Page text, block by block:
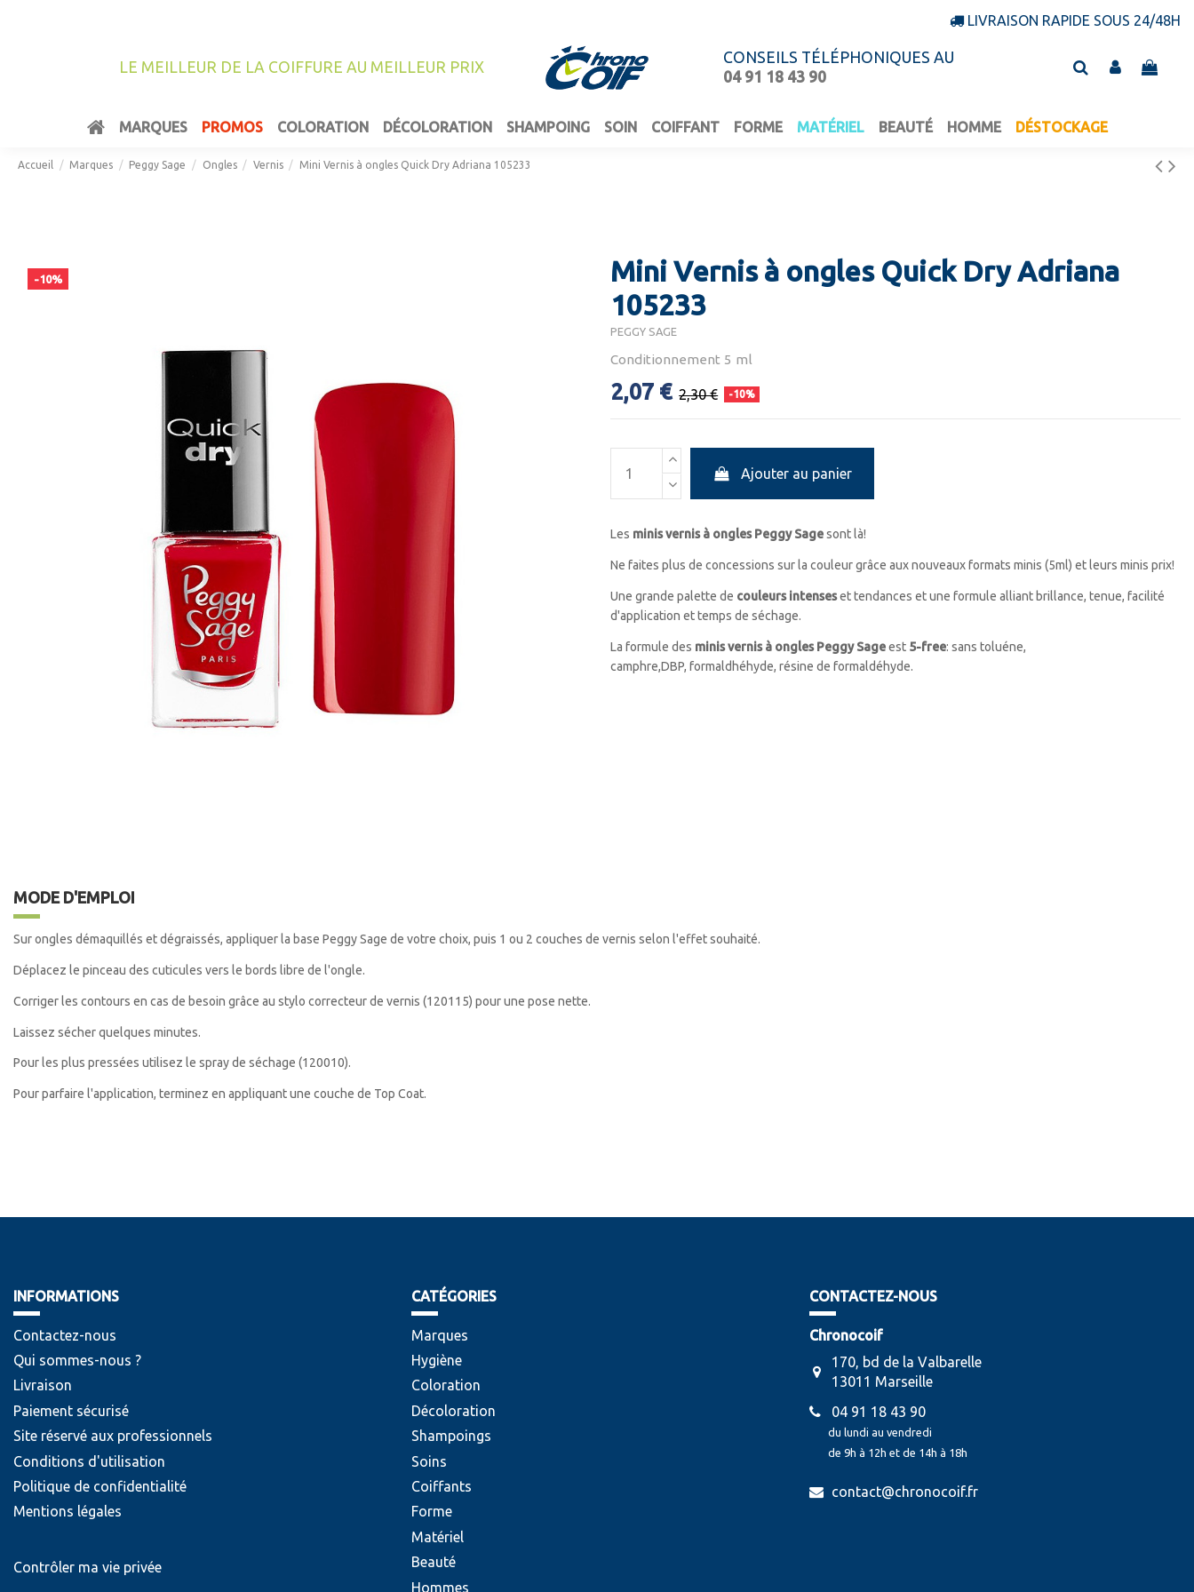
LIVRAISON RAPIDE SOUS 24/48H
LE MEILLEUR DE LA COIFFURE AU MEILLEUR PRIX
CONSEILS TÉLÉPHONIQUES AU
04 91 18 43 90
MARQUES PROMOS COLORATION DÉCOLORATION SHAMPOING SOIN COIFFANT FORME MATÉRIEL BEAUTÉ HOMME DÉSTOCKAGE
Accueil Marques Peggy Sage Ongles Vernis Mini Vernis à ongles Quick Dry Adriana 105233
-10%
Mini Vernis à ongles Quick Dry Adriana
105233
PEGGY SAGE
Conditionnement 5 ml
2,07 € 2,30 € -10%
Ajouter au panier
Les minis vernis à ongles Peggy Sagesont là!
Ne faites plus de concessions sur la couleur grâce aux nouveaux formats minis (5ml) et leurs minis prix!
Une grande palette de couleurs intenseset tendances et une formule alliant brillance, tenue, facilité
d'application et temps de séchage.
La formule des minis vernis à ongles Peggy Sageest 5-free: sans toluéne,
camphre,DBP, formaldhéhyde, résine de formaldéhyde.
MODE D'EMPLOI
Sur ongles démaquillés et dégraissés, appliquer la base Peggy Sage de votre choix, puis 1 ou 2 couches de vernis selon l'effet souhaité.
Déplacez le pinceau des cuticules vers le bords libre de l'ongle.
Corriger les contours en cas de besoin grâce au stylo correcteur de vernis (120115) pour une pose nette.
Laissez sécher quelques minutes.
Pour les plus pressées utilisez le spray de séchage (120010).
Pour parfaire l'application, terminez en appliquant une couche de Top Coat.
INFORMATIONS
Contactez-nous
Qui sommes-nous ?
Livraison
Paiement sécurisé
Site réservé aux professionnels
Conditions d'utilisation
Politique de confidentialité
Mentions légales
Contrôler ma vie privée
CATÉGORIES
Marques
Hygiène
Coloration
Décoloration
Shampoings
Soins
Coiffants
Forme
Matériel
Beauté
Hommes
CONTACTEZ-NOUS
Chronocoif
170, bd de la Valbarelle
13011 Marseille
04 91 18 43 90
du lundi au vendredi
de 9h à 12h et de 14h à 18h
contact@chronocoif.fr